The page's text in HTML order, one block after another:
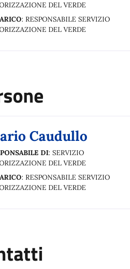
DEL VERDE
: RESPONSABILE SERVIZIO
DEL VERDE
Caudullo
DI: SERVIZIO
DEL VERDE
: RESPONSABILE SERVIZIO
DEL VERDE